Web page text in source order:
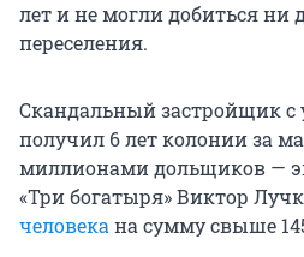
лет и не могли добиться ни
переселения.
Скандальный застройщик с
получил 6 лет колонии за
миллионами дольщиков —
«Три богатыря» Виктор
человекана сумму свыше